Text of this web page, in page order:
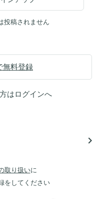
投稿されません
無料登録
はログインへ
navigate_next
取り扱いに
をしてください